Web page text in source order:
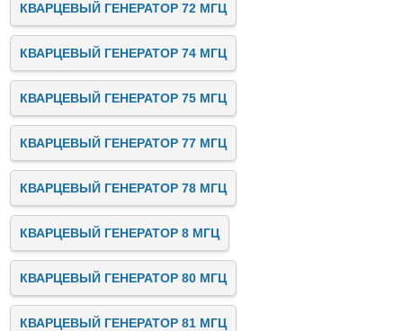
КВАРЦЕВЫЙ ГЕНЕРАТОР 72 МГЦ
КВАРЦЕВЫЙ ГЕНЕРАТОР 74 МГЦ
КВАРЦЕВЫЙ ГЕНЕРАТОР 75 МГЦ
КВАРЦЕВЫЙ ГЕНЕРАТОР 77 МГЦ
КВАРЦЕВЫЙ ГЕНЕРАТОР 78 МГЦ
КВАРЦЕВЫЙ ГЕНЕРАТОР 8 МГЦ
КВАРЦЕВЫЙ ГЕНЕРАТОР 80 МГЦ
КВАРЦЕВЫЙ ГЕНЕРАТОР 81 МГЦ